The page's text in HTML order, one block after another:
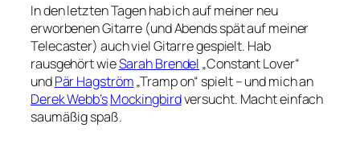
In den letzten Tagen hab ich auf meiner neu
erworbenen Gitarre (und Abends spät auf meiner
Telecaster) auch viel Gitarre gespielt. Hab
rausgehört wieSarah Brendel „Constant Lover“
undPär Hagström„Tramp on“ spielt – und mich an
Derek Webb’sMockingbirdversucht. Macht einfach
saumäßig spaß.